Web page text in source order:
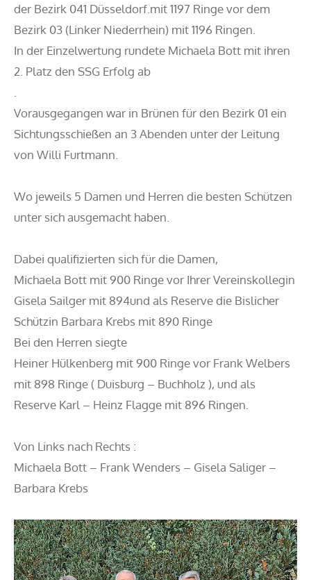
der Bezirk 041 Düsseldorf.mit 1197 Ringe vor dem
Bezirk 03 (Linker Niederrhein) mit 1196 Ringen.
In der Einzelwertung rundete Michaela Bott mit ihren
2. Platz den SSG Erfolg ab
Vorausgegangen war in Brünen für den Bezirk 01 ein
Sichtungsschießen an 3 Abenden unter der Leitung
von Willi Furtmann.
Wo jeweils 5 Damen und Herren die besten Schützen
unter sich ausgemacht haben.
Dabei qualifizierten sich für die Damen,
Michaela Bott mit 900 Ringe vor Ihrer Vereinskollegin
Gisela Sailger mit 894und als Reserve die Bislicher
Schützin Barbara Krebs mit 890 Ringe
Bei den Herren siegte
Heiner Hülkenberg mit 900 Ringe vor Frank Welbers
mit 898 Ringe ( Duisburg – Buchholz ), und als
Reserve Karl – Heinz Flagge mit 896 Ringen.
Von Links nach Rechts :
Michaela Bott – Frank Wenders – Gisela Saliger –
Barbara Krebs